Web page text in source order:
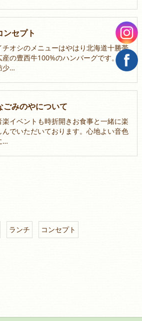
ンセプト
チオシのメニューはやはり北海道十勝帯
産の豊西牛100%のハンバーグです。脂
少…
ごみのやについて
楽イベントも時折開きお食事と一緒に楽
んでいただいております。心地よい音色
…
ランチ コンセプト